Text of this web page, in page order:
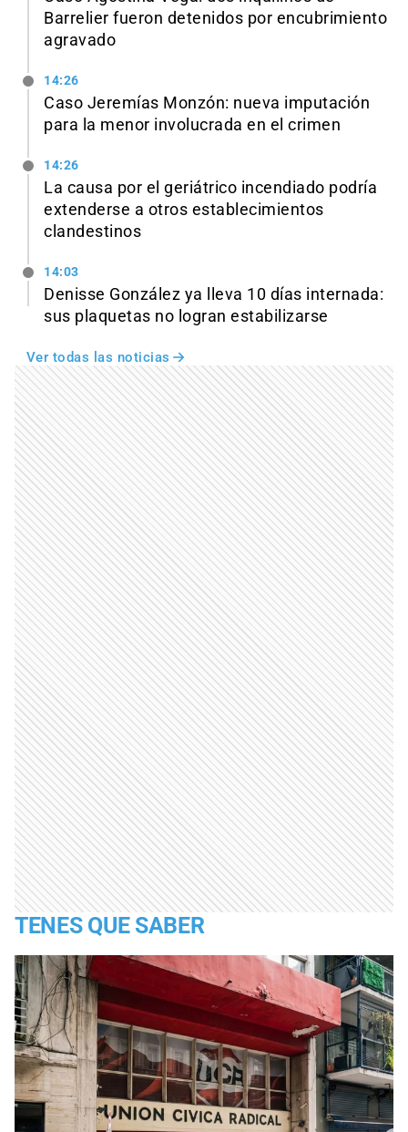
Barrelier fueron detenidos por encubrimiento
agravado
14:26
Caso Jeremías Monzón: nueva imputación
para la menor involucrada en el crimen
14:26
La causa por el geriátrico incendiado podría
extenderse a otros establecimientos
clandestinos
14:03
Denisse González ya lleva 10 días internada:
sus plaquetas no logran estabilizarse
Ver todas las noticias
TENES QUE SABER